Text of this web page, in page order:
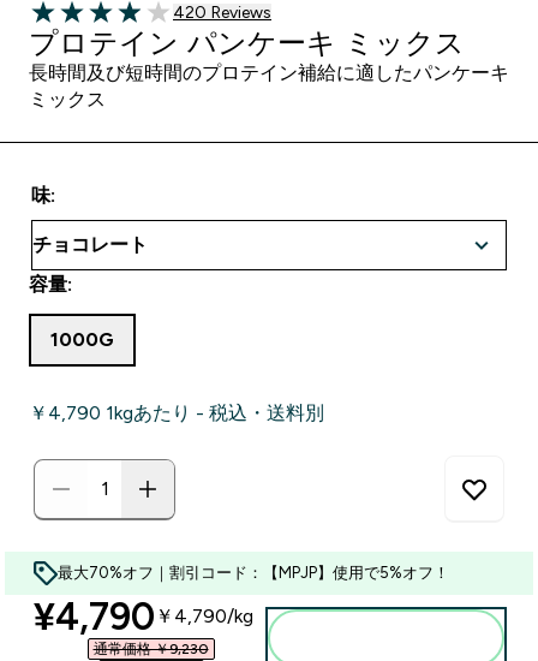
3.95 out of 5 stars
420 ＋件の口コミ
420 Reviews
プロテイン パンケーキ ミックス
長時間及び短時間のプロテイン補給に適したパンケーキ
ミックス
味:
容量:
1000G
￥4,790‎ 1kgあたり - 税込・送料別
最大70%オフ｜割引コード：【MPJP】使用で5%オフ！
discounted price
¥4,790‎ ￥4,790‎/kg
通常価格 ￥9,230‎